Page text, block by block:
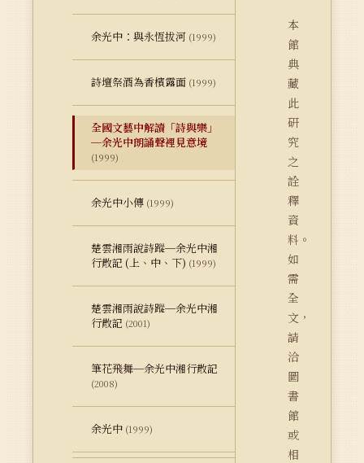
余光中：與永恆拔河 (1999)
詩壇祭酒為香檳露面 (1999)
全國文藝中解讀「詩與樂」
─余光中朗誦聲裡見意境
(1999)
余光中小傳 (1999)
楚雲湘雨說詩蹤─余光中湘
行散記 (上、中、下) (1999)
楚雲湘雨說詩蹤─余光中湘
行散記 (2001)
筆花飛舞─余光中湘行散記
(2008)
余光中 (1999)
本
館
典
藏
此
研
究
之
詮
釋
資
料。
如
需
全
文，
請
洽
圖
書
館
或
相